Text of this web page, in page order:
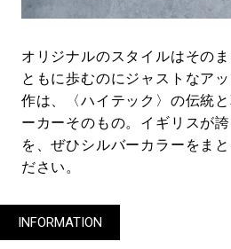
オリジナルのスタイルはその
ともに歩むのにジャストなア
作は、〈ハイテック〉の伝統
ーカーそのもの。イギリスが
を、ぜひシルバーカラーをま
ださい。
INFORMATION